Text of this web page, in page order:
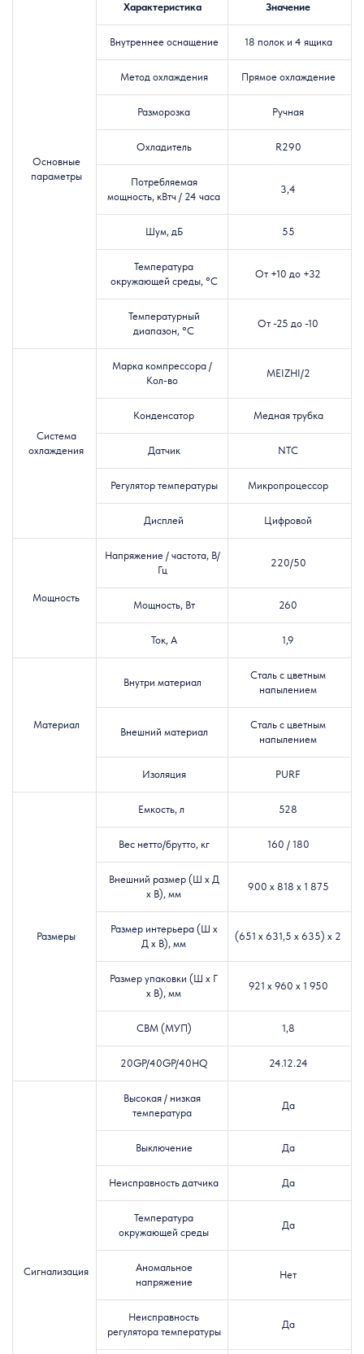
Основные
параметры
Характеристика Значение
Внутреннее оснащение 18 полок и 4 ящика
Метод охлаждения Прямое охлаждение
Разморозка Ручная
Охладитель R290
Потребляемая
мощность, кВтч / 24 часа
3,4
Шум, дБ 55
Температура
окружающей среды, °C
От +10 до +32
Температурный
диапазон, °C
От -25 до -10
Система
охлаждения
Марка компрессора /
Кол-во
MEIZHI/2
Конденсатор Медная трубка
Датчик NTC
Регулятор температуры Микропроцессор
Дисплей Цифровой
Мощность
Напряжение / частота, В/
Гц
220/50
Мощность, Вт 260
Ток, A 1,9
Материал
Внутри материал
Сталь с цветным
напылением
Внешний материал
Сталь с цветным
напылением
Изоляция PURF
Размеры
Емкость, л 528
Вес нетто/брутто, кг 160 / 180
Внешний размер (Ш х Д
х В), мм
900 х 818 х 1 875
Размер интерьера (Ш х
Д х В), мм
(651 х 631,5 х 635) х 2
Размер упаковки (Ш х Г
х В), мм
921 х 960 х 1 950
CBM (МУП) 1,8
20GP/40GP/40HQ 24.12.24
Сигнализация
Высокая / низкая
температура
Да
Выключение Да
Неисправность датчика Да
Температура
окружающей среды
Да
Аномальное
напряжение
Нет
Неисправность
регулятора температуры
Да